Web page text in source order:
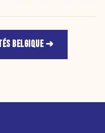
BELGIQUE